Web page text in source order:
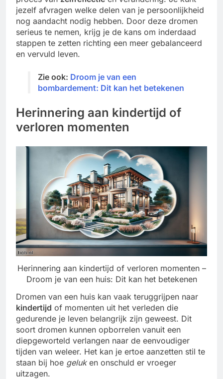
jezelf afvragen welke delen van je persoonlijkheid
nog aandacht nodig hebben. Door deze dromen
serieus te nemen, krijg je de kans om inderdaad
stappen te zetten richting een meer gebalanceerd
en vervuld leven.
Zie ook: Droom je van een
bombardement: Dit kan het betekenen
Herinnering aan kindertijd of
verloren momenten
Herinnering aan kindertijd of verloren momenten –
Droom je van een huis: Dit kan het betekenen
Dromen van een huis kan vaak teruggrijpen naar
kindertijd of momenten uit het verleden die
gedurende je leven belangrijk zijn geweest. Dit
soort dromen kunnen opborrelen vanuit een
diepgeworteld verlangen naar de eenvoudiger
tijden van weleer. Het kan je ertoe aanzetten stil te
staan bij hoe geluken onschuld er vroeger
uitzagen.